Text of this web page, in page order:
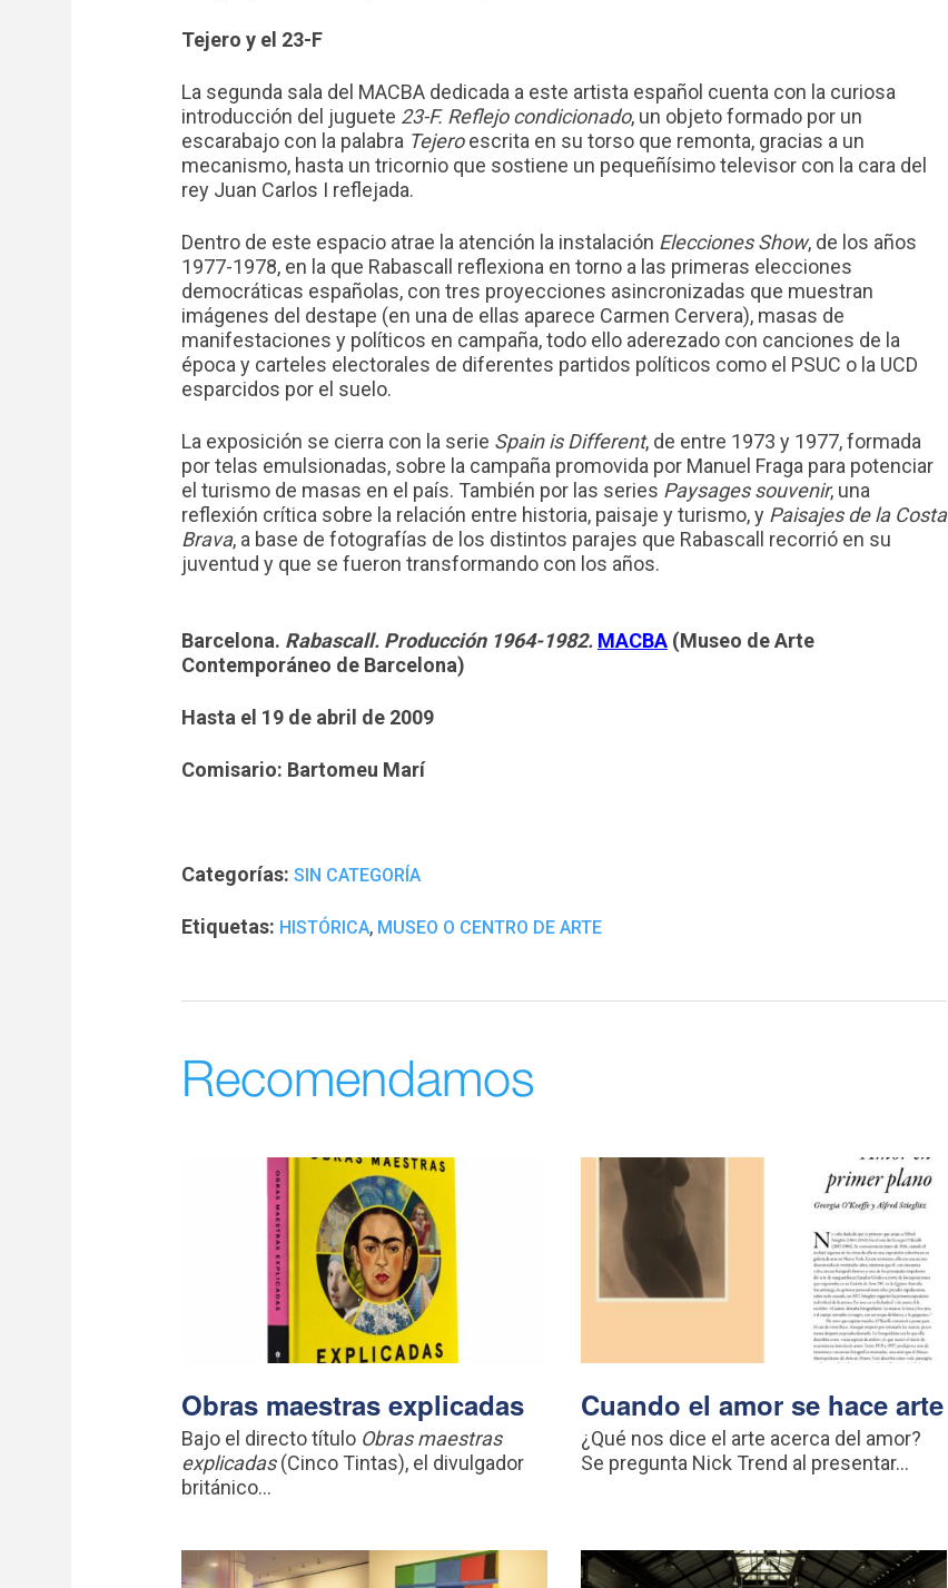
Tejero y el 23-F
La segunda sala del MACBA dedicada a este artista español cuenta con la curiosa
introducción del juguete 23-F. Reflejo condicionado, un objeto formado por un
escarabajo con la palabra Tejeroescrita en su torso que remonta, gracias a un
mecanismo, hasta un tricornio que sostiene un pequeñísimo televisor con la cara del
rey Juan Carlos I reflejada.
Dentro de este espacio atrae la atención la instalación Elecciones Show, de los años
1977-1978, en la que Rabascall reflexiona en torno a las primeras elecciones
democráticas españolas, con tres proyecciones asincronizadas que muestran
imágenes del destape (en una de ellas aparece Carmen Cervera), masas de
manifestaciones y políticos en campaña, todo ello aderezado con canciones de la
época y carteles electorales de diferentes partidos políticos como el PSUC o la UCD
esparcidos por el suelo.
La exposición se cierra con la serie Spain is Different, de entre 1973 y 1977, formada
por telas emulsionadas, sobre la campaña promovida por Manuel Fraga para potenciar
el turismo de masas en el país. También por las series Paysages souvenir, una
reflexión crítica sobre la relación entre historia, paisaje y turismo, y Paisajes de la Costa
Brava, a base de fotografías de los distintos parajes que Rabascall recorrió en su
juventud y que se fueron transformando con los años.
Barcelona. Rabascall. Producción 1964-1982. MACBA (Museo de Arte
Contemporáneo de Barcelona)
Hasta el 19 de abril de 2009
Comisario: Bartomeu Marí
Categorías: SIN CATEGORÍA
Etiquetas: HISTÓRICA, MUSEO O CENTRO DE ARTE
Recomendamos
Obras maestras explicadas
Bajo el directo título Obras maestras
explicadas(Cinco Tintas), el divulgador
británico...
Cuando el amor se hace arte
¿Qué nos dice el arte acerca del amor?
Se pregunta Nick Trend al presentar...